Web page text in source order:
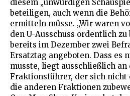
diesem „unwürdigen
beteiligen, auch wenn die
ermitteln müsse. „Wir waren
den U-Ausschuss ordentlich
bereits im Dezember zwei
Ersatztag angeboten. Dass es
musste, liegt ausschließlich an
Fraktionsführer, der sich
die anderen Fraktionen